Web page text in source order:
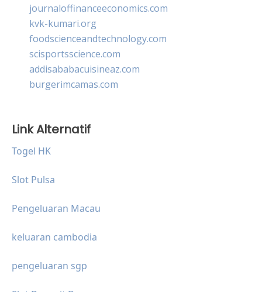
journaloffinanceeconomics.com
kvk-kumari.org
foodscienceandtechnology.com
scisportsscience.com
addisababacuisineaz.com
burgerimcamas.com
Link Alternatif
Togel HK
Slot Pulsa
Pengeluaran Macau
keluaran cambodia
pengeluaran sgp